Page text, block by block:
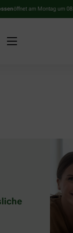
öffnet am Montag um